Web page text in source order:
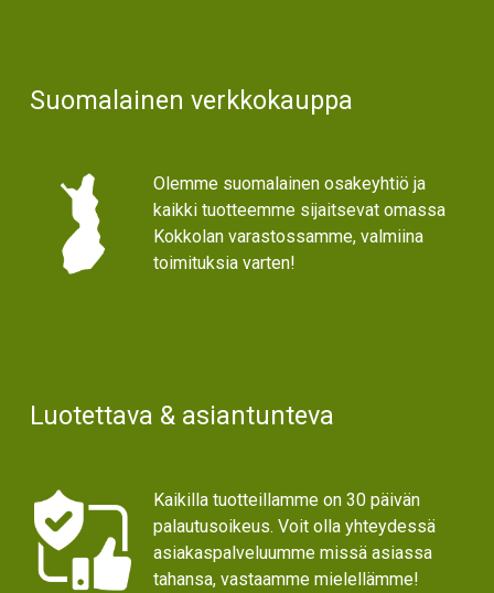
Suomalainen verkkokauppa
Olemme suomalainen osakeyhtiö ja
kaikki tuotteemme sijaitsevat omassa
Kokkolan varastossamme, valmiina
toimituksia varten!
Luotettava & asiantunteva
Kaikilla tuotteillamme on 30 päivän
palautusoikeus. Voit olla yhteydessä
asiakaspalveluumme missä asiassa
tahansa, vastaamme mielellämme!